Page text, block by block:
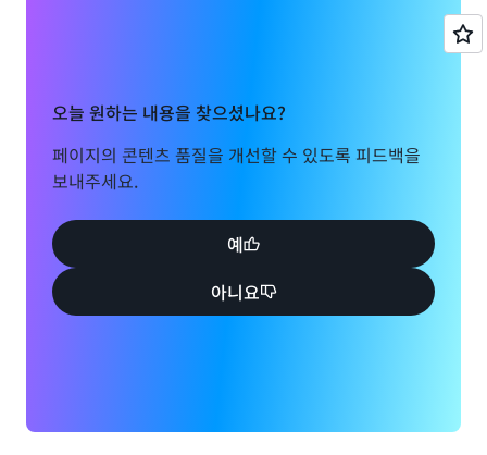
오늘 원하는 내용을 찾으셨나요?
페이지의 콘텐츠 품질을 개선할 수 있도록 피드백을
보내주세요.
예
아니요